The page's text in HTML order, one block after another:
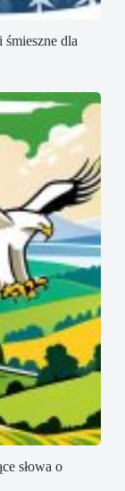
dla
słowa o